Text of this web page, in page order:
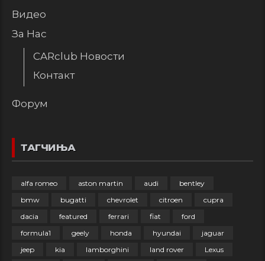
Видео
За Нас
CARclub Новости
Контакт
Форум
ТАГЧИЊА
alfa romeo aston martin audi
bentley
bmw
bugatti chevrolet citroen
cupra
dacia
featured ferrari fiat
ford
formula1
geely honda hyundai
jaguar
jeep
kia lamborghini land rover Lexus